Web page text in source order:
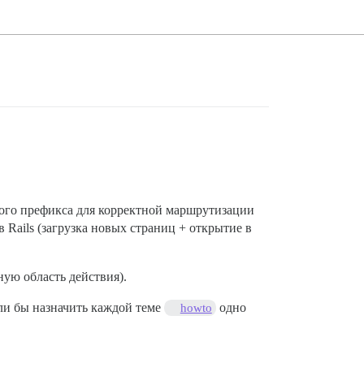
префикса для корректной маршрутизации
(загрузка новых страниц + открытие в
область действия).
бы назначить каждой теме howto
одно